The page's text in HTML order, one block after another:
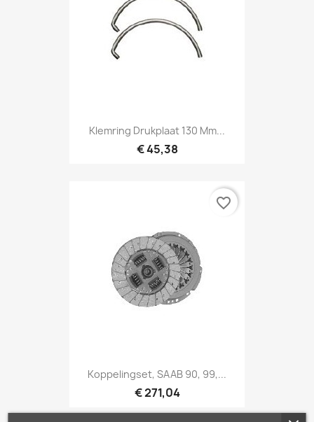
Klemring Drukplaat 130 Mm...
€ 45,38
Koppelingset, SAAB 90, 99,...
€ 271,04
favorite_border